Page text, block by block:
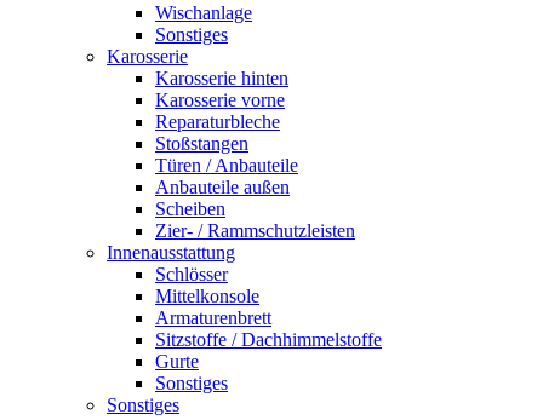
Wischanlage
Sonstiges
Karosserie
Karosserie hinten
Karosserie vorne
Reparaturbleche
Stoßstangen
Türen / Anbauteile
Anbauteile außen
Scheiben
Zier- / Rammschutzleisten
Innenausstattung
Schlösser
Mittelkonsole
Armaturenbrett
Sitzstoffe / Dachhimmelstoffe
Gurte
Sonstiges
Sonstiges